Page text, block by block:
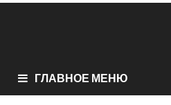
ГЛАВНОЕ МЕНЮ